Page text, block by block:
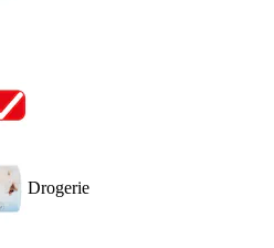
Drogerie